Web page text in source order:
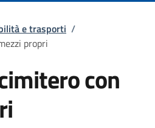
e trasporti /
propri
con